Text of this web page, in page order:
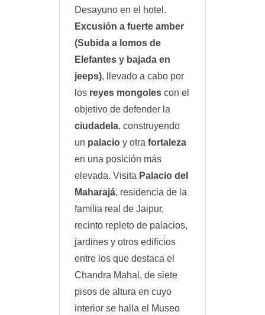
Desayuno en el hotel.
Excusión a fuerte amber
(Subida a lomos de
Elefantes y bajada en
jeeps), llevado a cabo por
los reyes mongoles con el
objetivo de defender la
ciudadela, construyendo
un palacio y otra fortaleza
en una posición más
elevada. Visita Palacio del
Maharajá, residencia de la
familia real de Jaipur,
recinto repleto de palacios,
jardines y otros edificios
entre los que destaca el
Chandra Mahal, de siete
pisos de altura en cuyo
interior se halla el Museo